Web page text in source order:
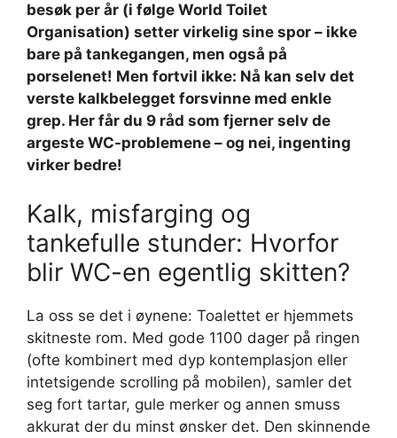
besøk per år (i følge World Toilet
Organisation) setter virkelig sine spor – ikke
bare på tankegangen, men også på
porselenet! Men fortvil ikke: Nå kan selv det
verste kalkbelegget forsvinne med enkle
grep. Her får du 9 råd som fjerner selv de
argeste WC-problemene – og nei, ingenting
virker bedre!
Kalk, misfarging og
tankefulle stunder: Hvorfor
blir WC-en egentlig skitten?
La oss se det i øynene: Toalettet er hjemmets
skitneste rom. Med gode 1100 dager på ringen
(ofte kombinert med dyp kontemplasjon eller
intetsigende scrolling på mobilen), samler det
seg fort tartar, gule merker og annen smuss
akkurat der du minst ønsker det. Den skinnende